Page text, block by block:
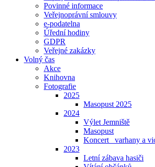
Povinné informace
Veřejnoprávní smlouvy
e-podatelna
Úřední hodiny
GDPR
Veřejné zakázky
Volný čas
Akce
Knihovna
Fotografie
2025
Masopust 2025
2024
Výlet Jemniště
Masopust
Koncert _varhany a
2023
Letní zábava hasiči